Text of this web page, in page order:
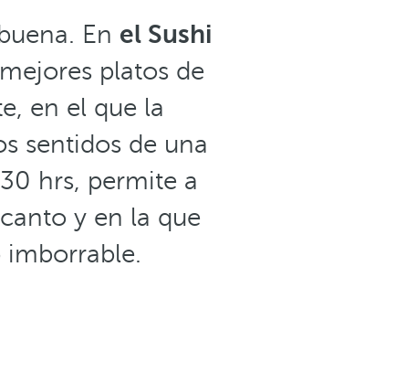
En el Sushi
platos de
en el que la
sentidos de una
hrs, permite a
y en la que
imborrable.